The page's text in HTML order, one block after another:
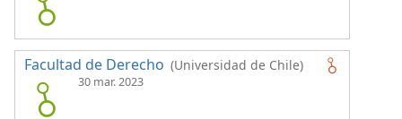
Facultad de Derecho (Universidad de Chile)
30 mar. 2023